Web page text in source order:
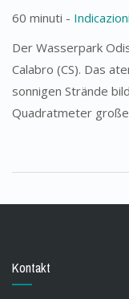
60 minuti -
Der Wasserpark
Calabro (CS). Das
sonnigen Strände
Quadratmeter
Kontakt